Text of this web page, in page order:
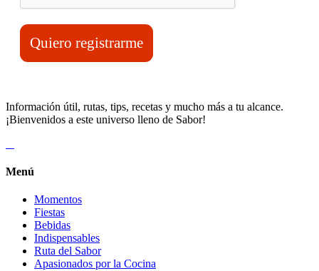
Quiero registrarme
Información útil, rutas, tips, recetas y mucho más a tu alcance.
¡Bienvenidos a este universo lleno de Sabor!
Menú
Momentos
Fiestas
Bebidas
Indispensables
Ruta del Sabor
Apasionados por la Cocina